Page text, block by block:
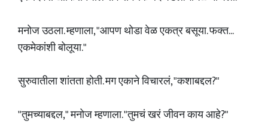
मनोज उठला. म्हणाला, "आपण थोडा वेळ एकत्र बसूया. फक्त...
एकमेकांशी बोलूया."
सुरुवातीला शांतता होती. मग एकाने विचारलं, "कशाबद्दल?"
"तुमच्याबद्दल," मनोज म्हणाला. "तुमचं खरं जीवन काय आहे?"